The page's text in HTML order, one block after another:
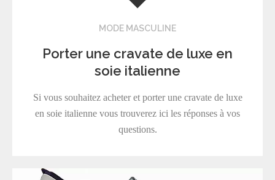
MODE MASCULINE
Porter une cravate de luxe en
soie italienne
Si vous souhaitez acheter et porter une cravate de luxe
en soie italienne vous trouverez ici les réponses à vos
questions.